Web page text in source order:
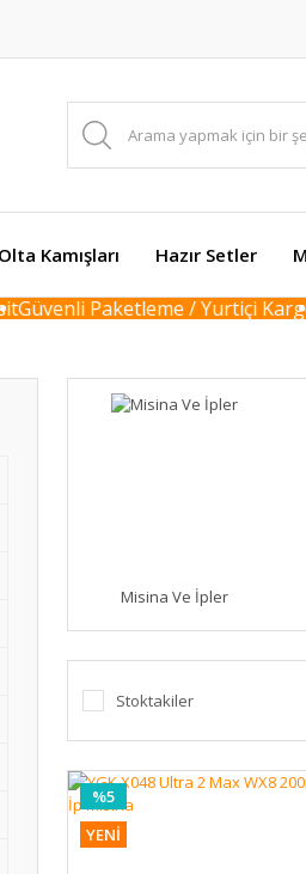
Olta Kamışları Hazır Setler
Paketleme / Yurtiçi Kargo
Misina Ve İpler
Stoktakiler
%5
YENİ